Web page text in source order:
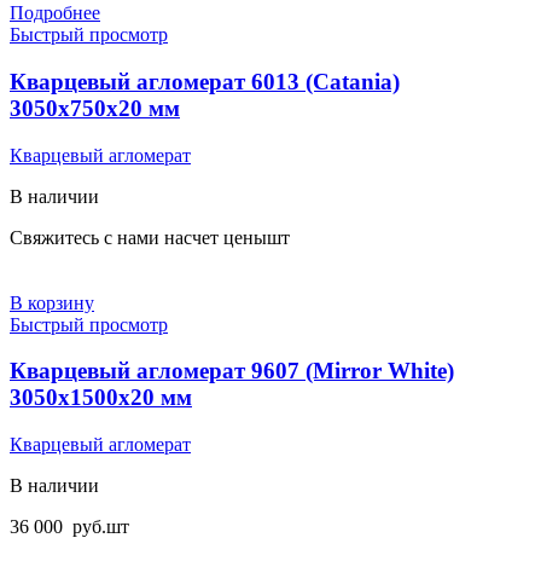
Подробнее
Быстрый просмотр
Кварцевый агломерат 6013 (Catania)
3050х750х20 мм
Кварцевый агломерат
В наличии
Свяжитесь с нами насчет ценышт
В корзину
Быстрый просмотр
Кварцевый агломерат 9607 (Mirror White)
3050x1500x20 мм
Кварцевый агломерат
В наличии
36 000 руб.шт